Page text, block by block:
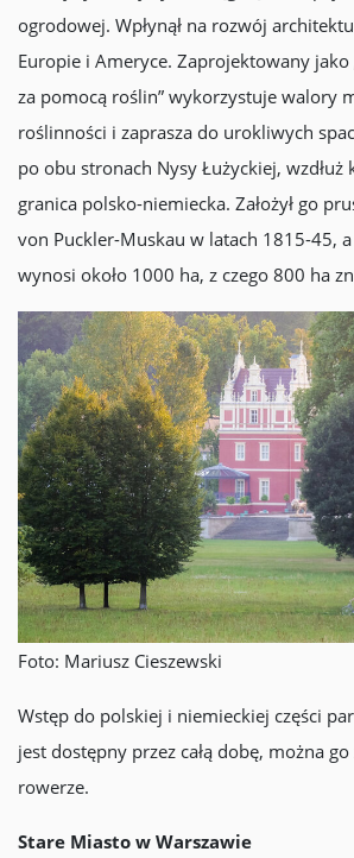
ogrodowej. Wpłynął na rozwój
Europie i Ameryce. Zaprojektowany
za pomocą roślin” wykorzystuje walory
roślinności i zaprasza do urokliwych
po obu stronach Nysy Łużyckiej, wzdłuż
granica polsko-niemiecka. Założył go
von Puckler-Muskau w latach 1815-45,
wynosi około 1000 ha, z czego 800 ha
Foto: Mariusz Cieszewski
Wstęp do polskiej i niemieckiej części
jest dostępny przez całą dobę, można
rowerze.
Stare Miasto w Warszawie